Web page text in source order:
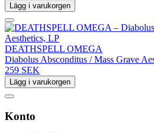
Lägg i varukorgen
DEATHSPELL OMEGA
Diabolus Absconditus / Mass Grave
259 SEK
Lägg i varukorgen
Konto